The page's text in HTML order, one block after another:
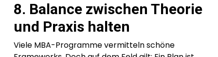
8. Balance zwischen Theorie
und Praxis halten
Viele MBA-Programme vermitteln schöne